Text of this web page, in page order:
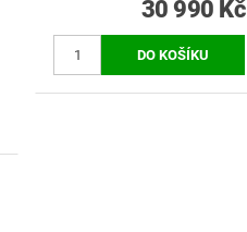
30 990 Kč